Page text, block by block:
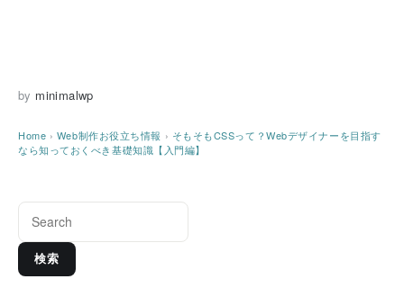
by minimalwp
Home › Web制作お役立ち情報 › そもそもCSSって？Webデザイナーを目指す
なら知っておくべき基礎知識【入門編】
検索